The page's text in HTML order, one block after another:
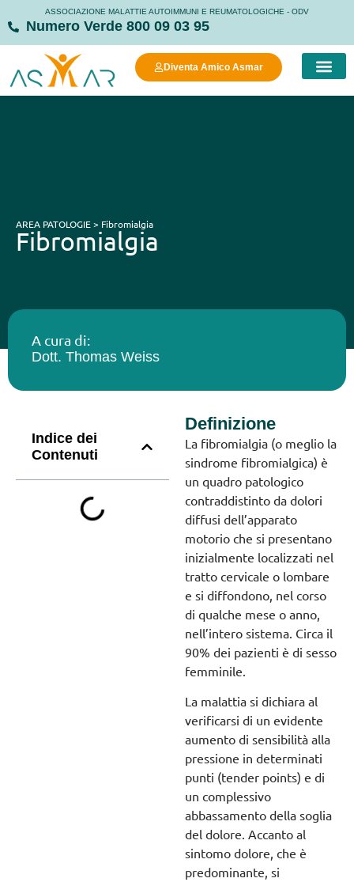
ASSOCIAZIONE MALATTIE AUTOIMMUNI E REUMATOLOGICHE - ODV
Numero Verde 800 09 03 95
Diventa Amico Asmar
AREA PATOLOGIE > Fibromialgia
Fibromialgia
A cura di:
Dott. Thomas Weiss
Indice dei
Contenuti
Definizione
La fibromialgia (o meglio la
sindrome fibromialgica) è
un quadro patologico
contraddistinto da dolori
diffusi dell’apparato
motorio che si presentano
inizialmente localizzati nel
tratto cervicale o lombare
e si diffondono, nel corso
di qualche mese o anno,
nell’intero sistema. Circa il
90% dei pazienti è di sesso
femminile.
La malattia si dichiara al
verificarsi di un evidente
aumento di sensibilità alla
pressione in determinati
punti (tender points) e di
un complessivo
abbassamento della soglia
del dolore. Accanto al
sintomo dolore, che è
predominante, si